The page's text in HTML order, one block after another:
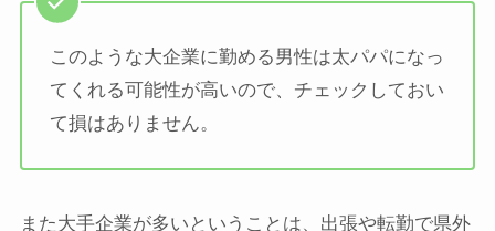
このような大企業に勤める男性は太パパになっ
てくれる可能性が高いので、チェックしておい
て損はありません。
また大手企業が多いということは、出張や転勤で県外